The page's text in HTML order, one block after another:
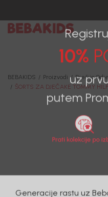
BEBAKIDS Proizvodi Dječija
ŠORTS ZA DJEČAKE TOMMY
10%
uz